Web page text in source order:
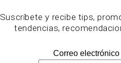
Suscríbete y recibe tips,
tendencias,